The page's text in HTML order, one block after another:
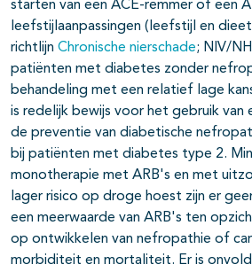
starten van een ACE-remmer of een
leefstijlaanpassingen (leefstijl en
richtlijn Chronische nierschade; NIV/
patiënten met diabetes zonder
behandeling met een relatief lage
is redelijk bewijs voor het gebruik van
de preventie van diabetische
bij patiënten met diabetes type 2.
monotherapie met ARB's en met
lager risico op droge hoest zijn er
een meerwaarde van ARB's ten
op ontwikkelen van nefropathie of
morbiditeit en mortaliteit. Er is